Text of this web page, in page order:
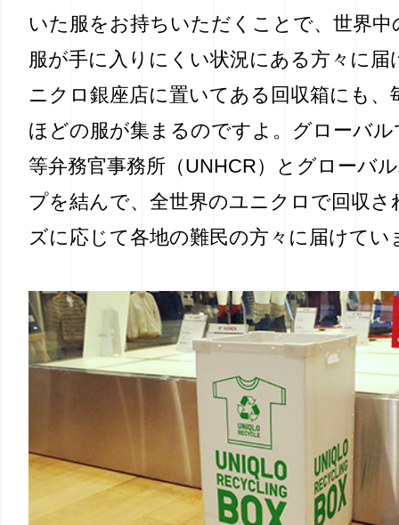
いた服をお持ちいただくことで、世界中
服が手に入りにくい状況にある方々に
ニクロ銀座店に置いてある回収箱にも、
ほどの服が集まるのですよ。グローバル
等弁務官事務所（UNHCR）とグローバ
プを結んで、全世界のユニクロで回収さ
ズに応じて各地の難民の方々に届けてい